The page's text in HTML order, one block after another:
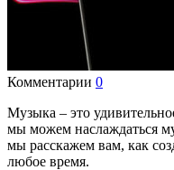
Комментарии 0
Музыка – это
мы можем наслаждаться
мы расскажем вам, как
любое время.